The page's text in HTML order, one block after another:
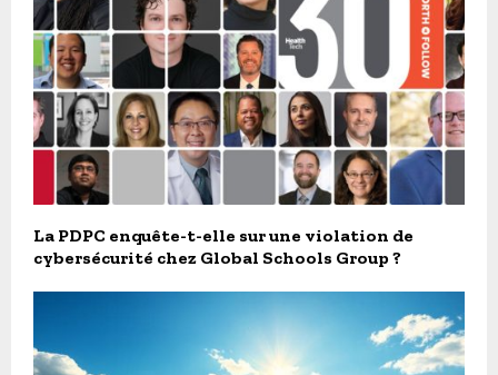
La PDPC enquête-t-elle sur une violation de
cybersécurité chez Global Schools Group ?